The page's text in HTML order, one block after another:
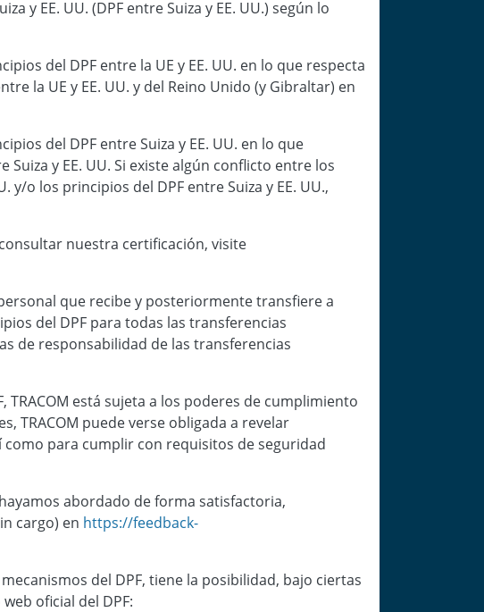
y EE. UU. (DPF entre Suiza y EE. UU.) según lo
del DPF entre la UE y EE. UU. en lo que respecta
la UE y EE. UU. y del Reino Unido (y Gibraltar) en
del DPF entre Suiza y EE. UU. en lo que
y EE. UU. Si existe algún conflicto entre los
o los principios del DPF entre Suiza y EE. UU.,
nuestra certificación, visite
que recibe y posteriormente transfiere a
del DPF para todas las transferencias
de responsabilidad de las transferencias
está sujeta a los poderes de cumplimiento
TRACOM puede verse obligada a revelar
para cumplir con requisitos de seguridad
abordado de forma satisfactoria,
cargo) en https://feedback-
del DPF, tiene la posibilidad, bajo ciertas
oficial del DPF: